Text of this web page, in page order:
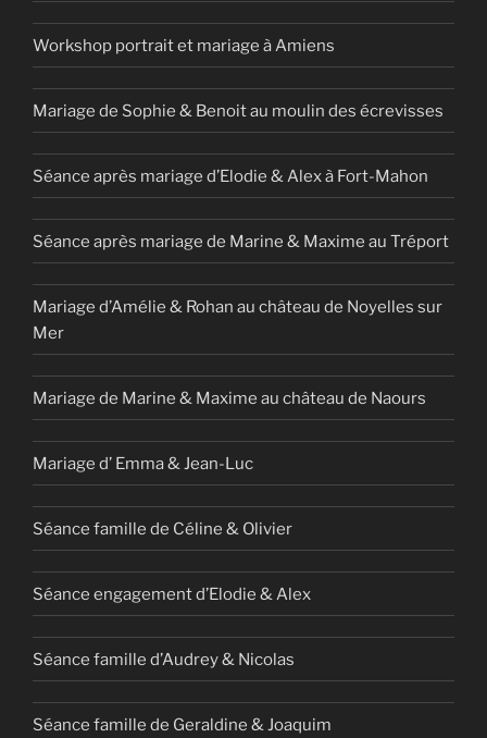
Workshop portrait et mariage à Amiens
Mariage de Sophie & Benoit au moulin des écrevisses
Séance après mariage d’Elodie & Alex à Fort-Mahon
Séance après mariage de Marine & Maxime au Tréport
Mariage d’Amélie & Rohan au château de Noyelles sur
Mer
Mariage de Marine & Maxime au château de Naours
Mariage d’ Emma & Jean-Luc
Séance famille de Céline & Olivier
Séance engagement d’Elodie & Alex
Séance famille d’Audrey & Nicolas
Séance famille de Geraldine & Joaquim